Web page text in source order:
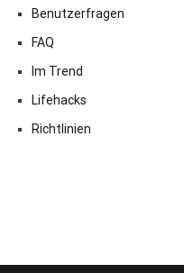
Benutzerfragen
FAQ
Im Trend
Lifehacks
Richtlinien